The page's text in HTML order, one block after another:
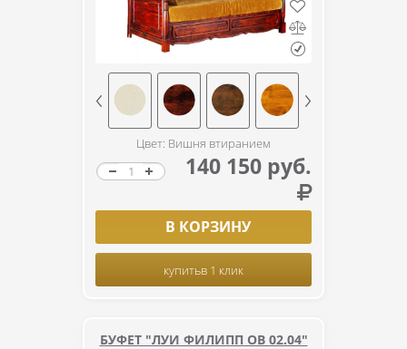
Цвет: Вишня втиранием
140 150 руб.
В КОРЗИНУ
купитьв 1 клик
БУФЕТ "ЛУИ ФИЛИПП ОВ 02.04"